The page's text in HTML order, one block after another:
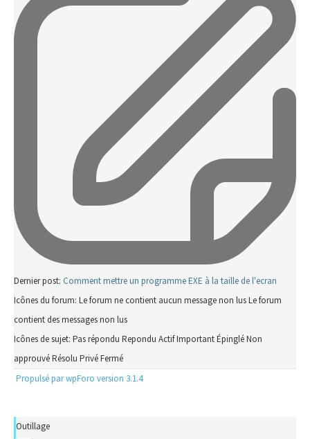
Dernier post: Comment mettre un programme EXE à la taille de l'ecran
Icônes du forum: Le forum ne contient aucun message non lusLe forum
contient des messages non lus
Icônes de sujet: Pas répondu Repondu ActifImportantÉpingléNon
approuvéRésolu PrivéFermé
Propulsé par wpForo version 3.1.4
Outillage